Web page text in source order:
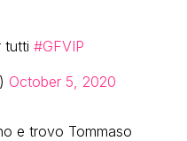
tutti #GFVIP
October 5, 2020
e trovo Tommaso